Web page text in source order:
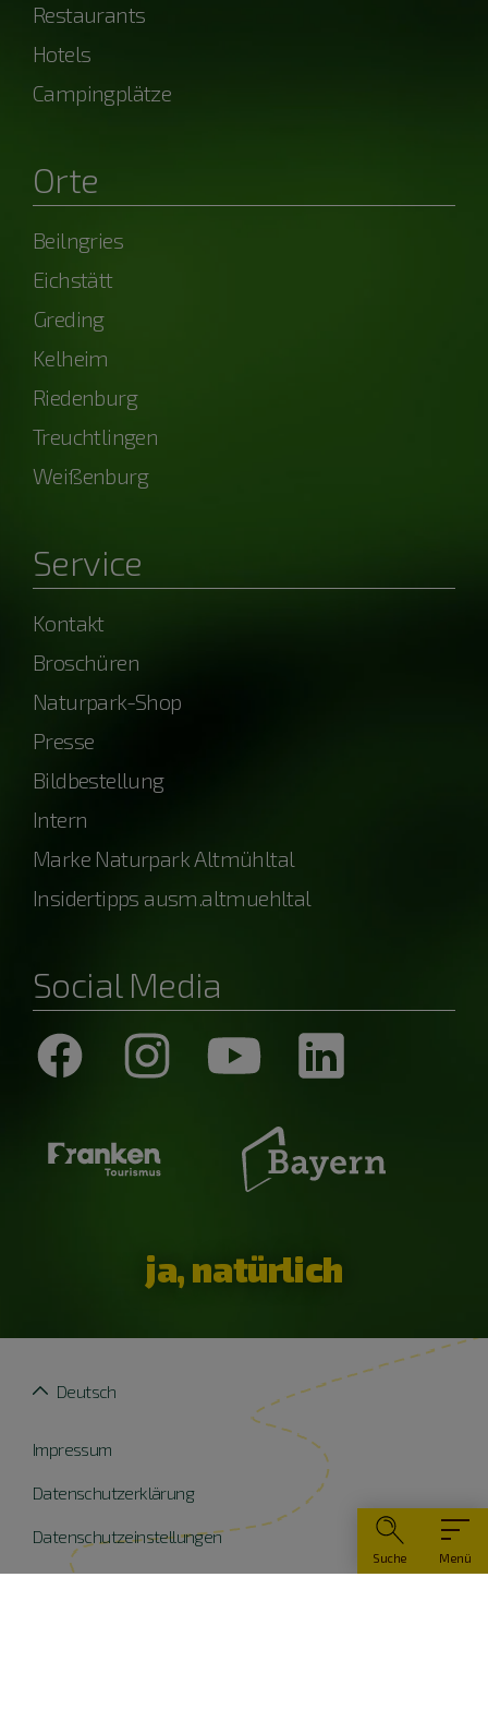
Menü
Suche
Restaurants
Hotels
Campingplätze
Orte
Beilngries
Eichstätt
Greding
Kelheim
Riedenburg
Treuchtlingen
Weißenburg
Service
Kontakt
Broschüren
Naturpark-Shop
Presse
Bildbestellung
Intern
Marke Naturpark Altmühltal
Insidertipps ausm.altmuehltal
Social Media
ja, natürlich
Impressum
Datenschutzerklärung
Datenschutzeinstellungen
Widerruf erklären
Deutsch